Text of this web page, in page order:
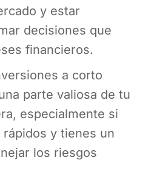
y estar
decisiones que
financieros.
a corto
parte valiosa de tu
especialmente si
y tienes un
los riesgos